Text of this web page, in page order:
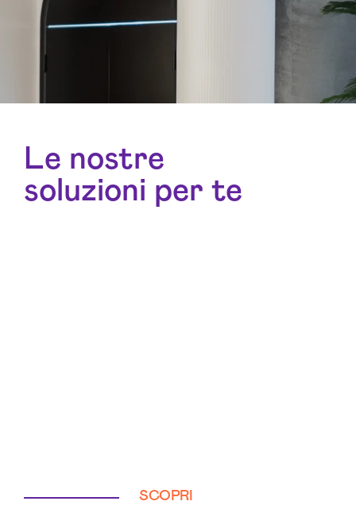
Le nostre
soluzioni per te
SCOPRI